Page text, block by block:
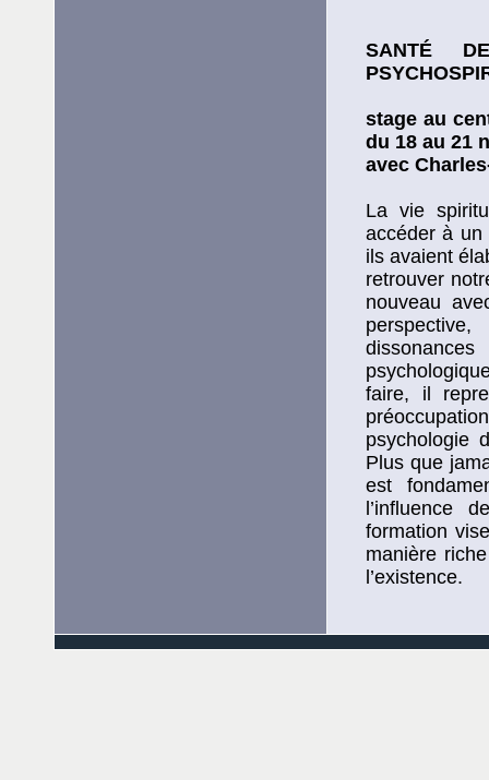
SANTÉ
stage au
du 18 au 21
avec
La vie
accéder à un
ils avaient
retrouver
nouveau
faire, il
psychologie
Plus que
est
l’influence
formation
manière
l’existence.